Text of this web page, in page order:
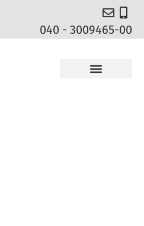
040 - 3009465-00